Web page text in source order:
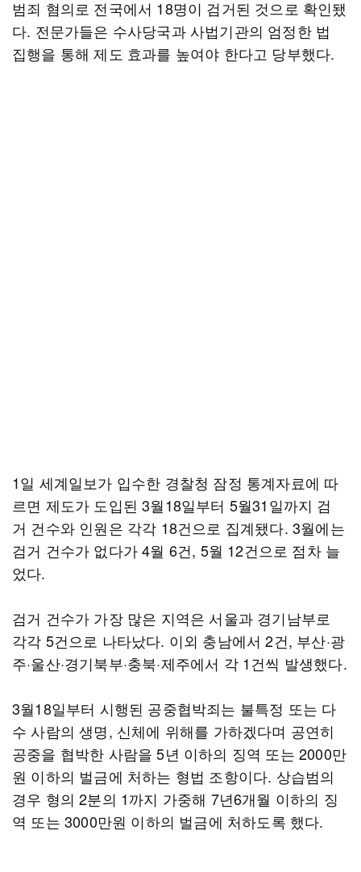
범죄 혐의로 전국에서 18명이 검거된 것으로 확인됐
다. 전문가들은 수사당국과 사법기관의 엄정한 법
집행을 통해 제도 효과를 높여야 한다고 당부했다.
1일 세계일보가 입수한 경찰청 잠정 통계자료에 따
르면 제도가 도입된 3월18일부터 5월31일까지 검
거 건수와 인원은 각각 18건으로 집계됐다. 3월에는
검거 건수가 없다가 4월 6건, 5월 12건으로 점차 늘
었다.
검거 건수가 가장 많은 지역은 서울과 경기남부로
각각 5건으로 나타났다. 이외 충남에서 2건, 부산·광
주·울산·경기북부·충북·제주에서 각 1건씩 발생했다.
3월18일부터 시행된 공중협박죄는 불특정 또는 다
수 사람의 생명, 신체에 위해를 가하겠다며 공연히
공중을 협박한 사람을 5년 이하의 징역 또는 2000만
원 이하의 벌금에 처하는 형법 조항이다. 상습범의
경우 형의 2분의 1까지 가중해 7년6개월 이하의 징
역 또는 3000만원 이하의 벌금에 처하도록 했다.